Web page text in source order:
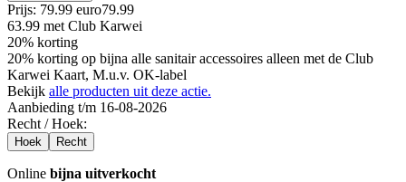
Prijs: 79.99 euro79.99
63.99 met Club Karwei
20% korting
20% korting op bijna alle sanitair accessoires alleen met de Club
Karwei Kaart, M.u.v. OK-label
Bekijk alle producten uit deze actie.
Aanbieding t/m 16-08-2026
Recht / Hoek:
Hoek Recht
Online bijna uitverkocht